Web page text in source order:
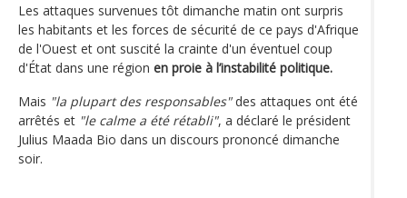
Les attaques survenues tôt dimanche matin ont surpris
les habitants et les forces de sécurité de ce pays d'Afrique
de l'Ouest et ont suscité la crainte d'un éventuel coup
d'État dans une région en proie à l’instabilité politique.
Mais "la plupart des responsables"des attaques ont été
arrêtés et "le calme a été rétabli", a déclaré le président
Julius Maada Bio dans un discours prononcé dimanche
soir.